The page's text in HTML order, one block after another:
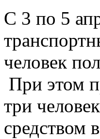
С 3 по 5
человек
При этом
три
средством